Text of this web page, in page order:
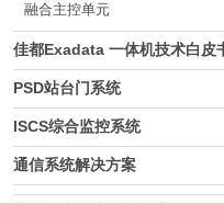
融合主控单元
佳都Exadata 一体机技术白皮
PSD站台门系统
ISCS综合监控系统
通信系统解决方案